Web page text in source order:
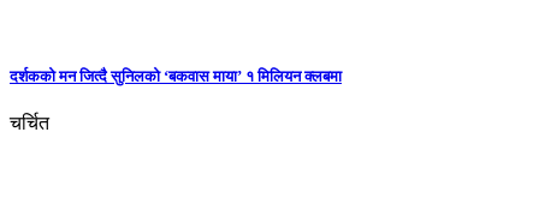
दर्शकको मन जित्दै सुनिलको ‘बकवास माया’ १ मिलियन क्लबमा
चर्चित